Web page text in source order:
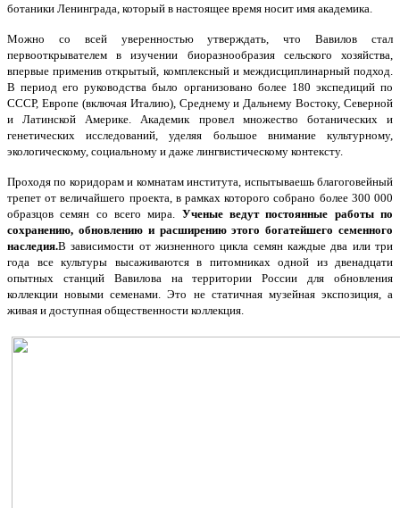
ботаники Ленинграда, который в настоящее время носит имя академика.
Можно со всей уверенностью утверждать, что Вавилов стал
первооткрывателем в изучении биоразнообразия сельского хозяйства,
впервые применив открытый, комплексный и междисциплинарный подход.
В период его руководства было организовано более 180 экспедиций по
СССР, Европе (включая Италию), Среднему и Дальнему Востоку, Северной
и Латинской Америке. Академик провел множество ботанических и
генетических исследований, уделяя большое внимание культурному,
экологическому, социальному и даже лингвистическому контексту.
Проходя по коридорам и комнатам института, испытываешь благоговейный
трепет от величайшего проекта, в рамках которого собрано более 300 000
образцов семян со всего мира. Ученые ведут постоянные работы по
сохранению, обновлению и расширению этого богатейшего семенного
наследия.В зависимости от жизненного цикла семян каждые два или три
года все культуры высаживаются в питомниках одной из двенадцати
опытных станций Вавилова на территории России для обновления
коллекции новыми семенами. Это не статичная музейная экспозиция, а
живая и доступная общественности коллекция.